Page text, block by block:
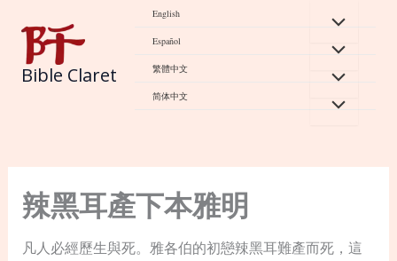
content
Bible Claret
English
Español
繁體中文
简体中文
辣黑耳產下本雅明
凡人必經歷生與死。雅各伯的初戀辣黑耳難產而死，這